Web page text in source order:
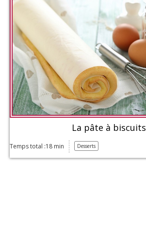
La pâte à biscuits
Temps total :18 min Desserts